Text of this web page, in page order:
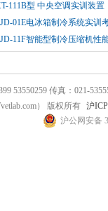
111B型 中央空调实训装置
01E电冰箱制冷系统实训
11F智能型制冷压缩机性
53550259 传真：021-
） 版权所有 沪
沪公网安备